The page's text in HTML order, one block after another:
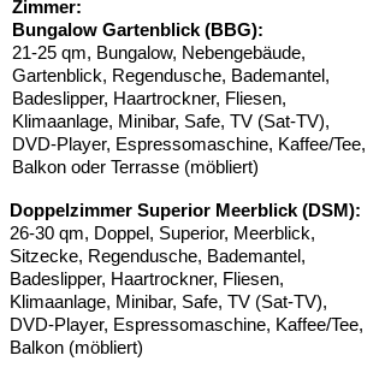
Zimmer:
Bungalow Gartenblick (BBG):
21-25 qm, Bungalow, Nebengebäude,
Gartenblick, Regendusche, Bademantel,
Badeslipper, Haartrockner, Fliesen,
Klimaanlage, Minibar, Safe, TV (Sat-TV),
DVD-Player, Espressomaschine, Kaffee/Tee,
Balkon oder Terrasse (möbliert)
Doppelzimmer Superior Meerblick (DSM):
26-30 qm, Doppel, Superior, Meerblick,
Sitzecke, Regendusche, Bademantel,
Badeslipper, Haartrockner, Fliesen,
Klimaanlage, Minibar, Safe, TV (Sat-TV),
DVD-Player, Espressomaschine, Kaffee/Tee,
Balkon (möbliert)